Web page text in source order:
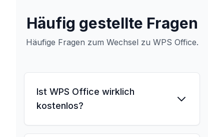
Häufig gestellte Fragen
Häufige Fragen zum Wechsel zu WPS Office.
Ist WPS Office wirklich
kostenlos?